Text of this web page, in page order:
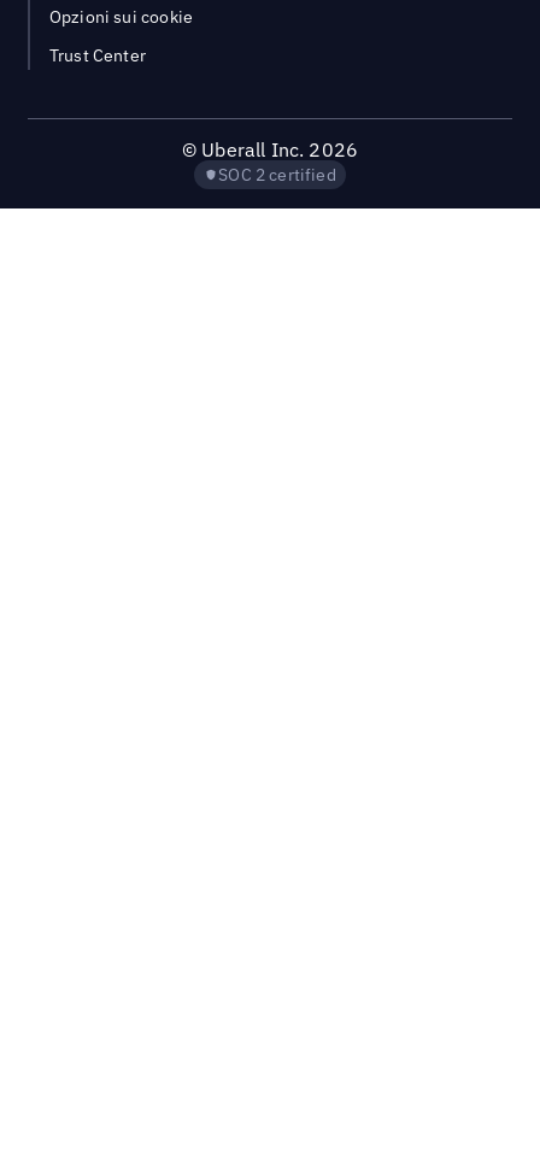
Opzioni sui cookie
Trust Center
© Uberall Inc. 2026
SOC 2 certified